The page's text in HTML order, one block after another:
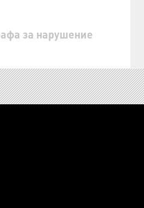
за нарушение